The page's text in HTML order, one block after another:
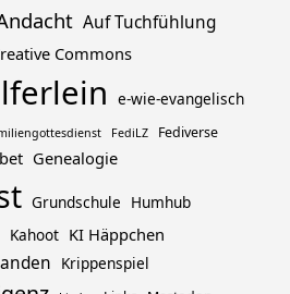
Auf Tuchfühlung
Commons
e-wie-evangelisch
FediLZ
Fediverse
Genealogie
Grundschule Humhub
Kahoot KI Häppchen
Krippenspiel